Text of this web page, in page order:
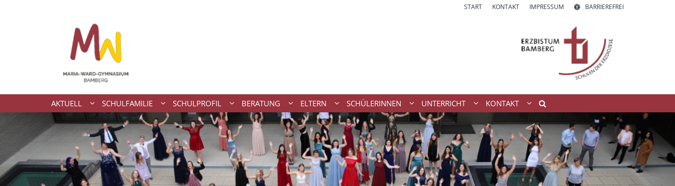
START KONTAKT IMPRESSUM BARRIEREFREI
AKTUELL SCHULFAMILIE SCHULPROFIL BERATUNG ELTERN SCHÜLERINNEN UNTERRICHT KONTAKT